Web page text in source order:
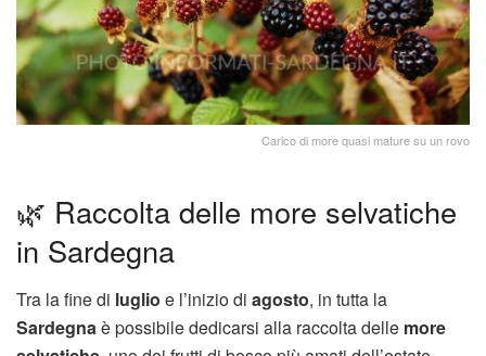
Carico di more quasi mature su un rovo
🌿 Raccolta delle more selvatiche
in Sardegna
Tra la fine di luglio e l’inizio di agosto, in tutta la
Sardegnaè possibile dedicarsi alla raccolta delle more